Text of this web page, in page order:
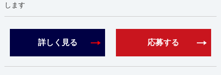
します
詳しく見る 応募する